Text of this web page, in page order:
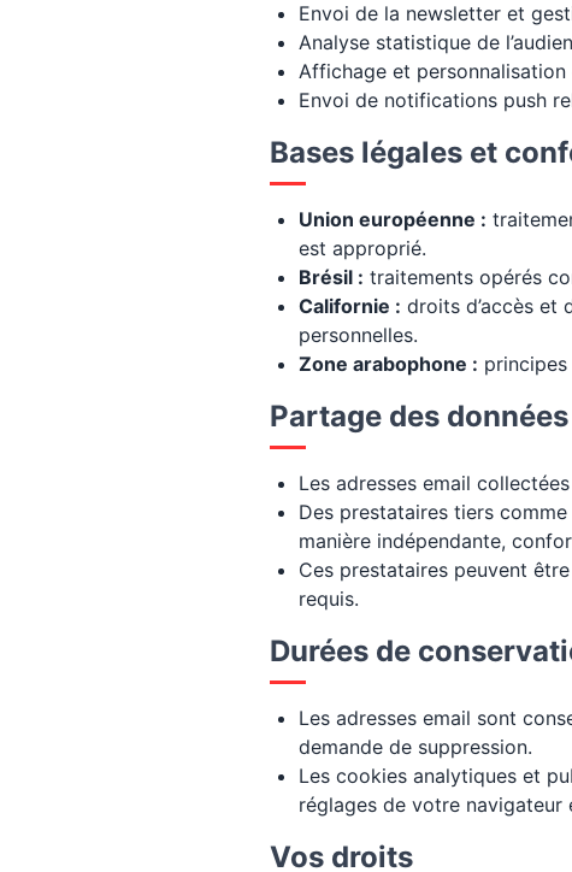
Envoi de la newsletter et
Analyse statistique de
Affichage et
Envoi de notifications push
Bases légales et
Union européenne :
est approprié.
Brésil : traitements opérés
Californie : droits d’accès et
personnelles.
Zone arabophone :
Partage des données
Les adresses email
Des prestataires tiers
manière indépendante,
Ces prestataires peuvent
requis.
Durées de
Les adresses email sont
demande de suppression.
Les cookies analytiques et
réglages de votre navigateur
Vos droits